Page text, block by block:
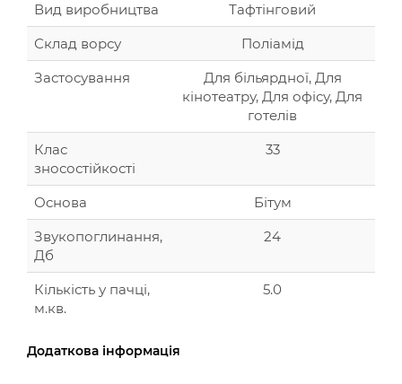
Вид виробництва
Тафтінговий
Склад ворсу
Поліамід
Застосування
Для більярдної, Для
кінотеатру, Для офісу, Для
готелів
Клас
зносостійкості
33
Основа
Бітум
Звукопоглинання,
Дб
24
Кількість у пачці,
м.кв.
5.0
Додаткова інформація